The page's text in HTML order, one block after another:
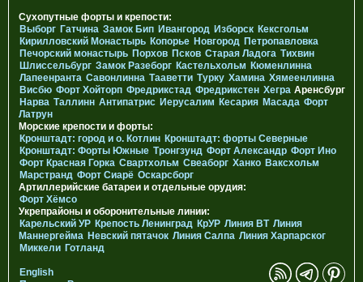
Сухопутные форты и крепости:
Выборг Гатчина Замок Бип Ивангород Изборск Кексгольм
Кирилловский Монастырь Копорье Новгород Петропавловка
Печорcкий монастырь Порхов Псков Старая Ладога Тихвин
Шлиссельбург Замок Разеборг Кастельхольм Кюменлинна
Лапеенранта Савонлинна Тааветти Турку Хамина Хямеенлинна
Висбю Форт Хойторп Фредрикстад Фредрикстен Хегра Аренсбург
Нарва Таллинн Антипатрис Иерусалим Кесария Масада Форт
Латрун
Морские крепости и форты:
Кронштадт: город и о. Котлин Кронштадт: форты Северные
Кронштадт: Форты Южные Тронгзунд Форт Александр Форт Ино
Форт Красная Горка Свартхольм Свеаборг Ханко Ваксхольм
Марстранд Форт Сиарё Оскарсборг
Артиллерийские батареи и отдельные орудия:
Форт Хёмсо
Укрепрайоны и оборонительные линии:
Карельский УР Крепость Ленинград КрУР Линия ВТ Линия
Маннергейма Невский пятачок Линия Салпа Линия Харпарског
Миккели Готланд
English